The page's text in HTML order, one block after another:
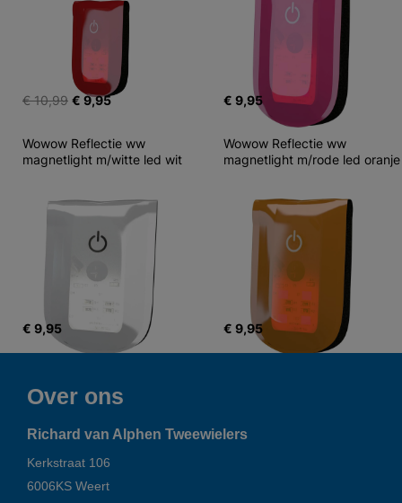
€ 10,99 € 9,95 € 9,95
Wowow Reflectie ww
magnetlight m/witte led wit
€ 9,95
Wowow Reflectie ww
magnetlight m/rode led oranje
€ 9,95
Over ons
Richard van Alphen Tweewielers
Kerkstraat 106
6006KS Weert